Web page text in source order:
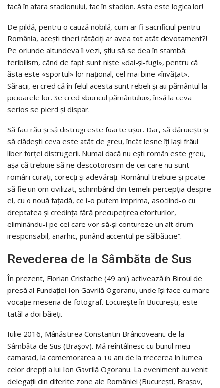
facă în afara stadionului, fac în stadion. Asta este logica lor!
De pildă, pentru o cauză nobilă, cum ar fi sacrificiul pentru
România, acești tineri rătăciți ar avea tot atât devotament?!
Pe oriunde altundeva îi vezi, știu să se dea în stambă:
teribilism, când de fapt sunt niște «dai-și-fugi», pentru că
ăsta este «sportul» lor național, cel mai bine «învățat».
Săracii, ei cred că în felul acesta sunt rebeli și au pământul la
picioarele lor. Se cred «buricul pământului», însă la ceva
serios se pierd și dispar.
Să faci rău și să distrugi este foarte ușor. Dar, să dăruiești și
să clădești ceva este atât de greu, încât lesne îți lași frâul
liber forței distrugerii. Numai dacă nu ești român este greu,
așa că trebuie să ne descotorosim de cei care nu sunt
români curați, corecți și adevărați. Românul trebuie și poate
să fie un om civilizat, schimbând din temelii percepția despre
el, cu o nouă fațadă, ce i-o putem imprima, asociind-o cu
dreptatea și credința fără precupețirea eforturilor,
eliminându-i pe cei care vor să-și contureze un alt drum
iresponsabil, anarhic, punând accentul pe sălbăticie”.
Revederea de la Sâmbăta de Sus
În prezent, Florian Cristache (49 ani) activează în Biroul de
presă al Fundației Ion Gavrilă Ogoranu, unde își face cu mare
vocație meseria de fotograf. Locuiește în București, este
tatăl a doi băieți.
Iulie 2016, Mânăstirea Constantin Brâncoveanu de la
Sâmbăta de Sus (Brașov). Mă reîntâlnesc cu bunul meu
camarad, la comemorarea a 10 ani de la trecerea în lumea
celor drepți a lui Ion Gavrilă Ogoranu. La eveniment au venit
delegații din diferite zone ale României (Bucureşti, Braşov,